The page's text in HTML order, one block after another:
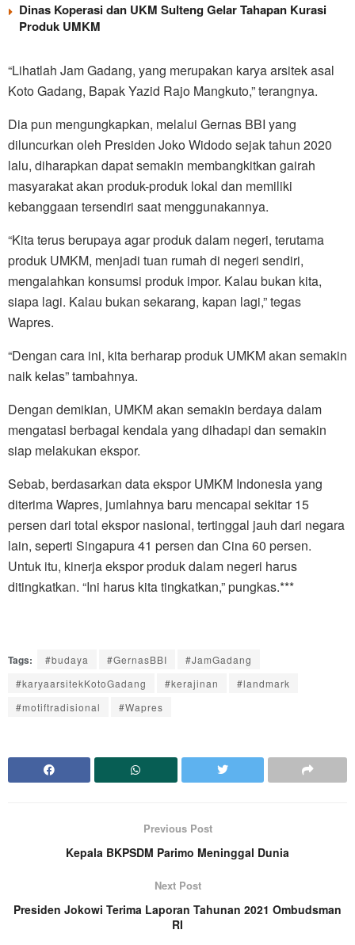
Dinas Koperasi dan UKM Sulteng Gelar Tahapan Kurasi
Produk UMKM
“Lihatlah Jam Gadang, yang merupakan karya arsitek asal
Koto Gadang, Bapak Yazid Rajo Mangkuto,” terangnya.
Dia pun mengungkapkan, melalui Gernas BBI yang
diluncurkan oleh Presiden Joko Widodo sejak tahun 2020
lalu, diharapkan dapat semakin membangkitkan gairah
masyarakat akan produk-produk lokal dan memiliki
kebanggaan tersendiri saat menggunakannya.
“Kita terus berupaya agar produk dalam negeri, terutama
produk UMKM, menjadi tuan rumah di negeri sendiri,
mengalahkan konsumsi produk impor. Kalau bukan kita,
siapa lagi. Kalau bukan sekarang, kapan lagi,” tegas
Wapres.
“Dengan cara ini, kita berharap produk UMKM akan semakin
naik kelas” tambahnya.
Dengan demikian, UMKM akan semakin berdaya dalam
mengatasi berbagai kendala yang dihadapi dan semakin
siap melakukan ekspor.
Sebab, berdasarkan data ekspor UMKM Indonesia yang
diterima Wapres, jumlahnya baru mencapai sekitar 15
persen dari total ekspor nasional, tertinggal jauh dari negara
lain, seperti Singapura 41 persen dan Cina 60 persen.
Untuk itu, kinerja ekspor produk dalam negeri harus
ditingkatkan. “Ini harus kita tingkatkan,” pungkas.***
Tags: #budaya #GernasBBI
#JamGadang
#karyaarsitekKotoGadang
#kerajinan
#landmark
#motiftradisional
#Wapres
Previous Post
Kepala BKPSDM Parimo Meninggal Dunia
Next Post
Presiden Jokowi Terima Laporan Tahunan 2021 Ombudsman
RI